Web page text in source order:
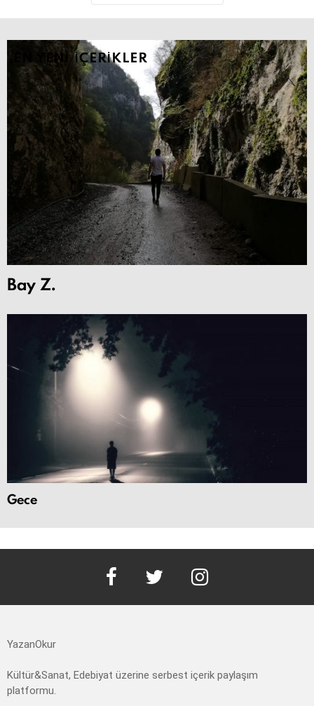
EN YENI İÇERIKLER
Bay Z.
Gece
YazanOkur
Kültür&Sanat, Edebiyat üzerine serbest içerik paylaşım
platformu.